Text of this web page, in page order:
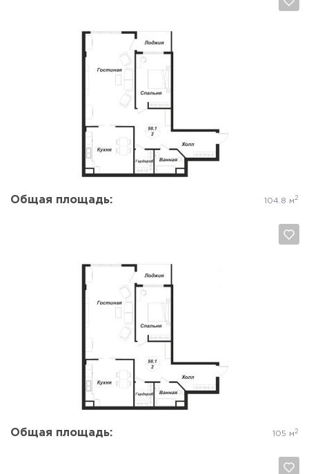
Общая площадь: 104.8 м 2
Да, удалить Отмена
Общая площадь: 105 м 2
Да, удалить Отмена